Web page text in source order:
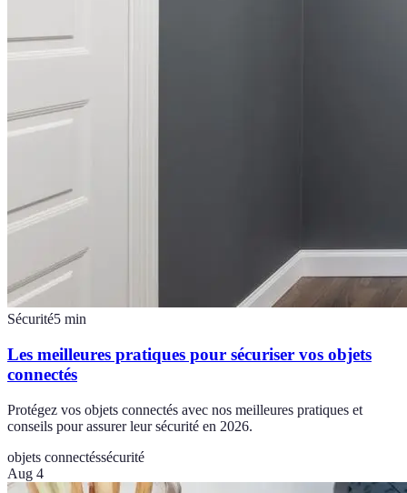
Sécurité5 min
Les meilleures pratiques pour sécuriser vos objets
connectés
Protégez vos objets connectés avec nos meilleures pratiques et
conseils pour assurer leur sécurité en 2026.
objets connectéssécurité
Aug 4